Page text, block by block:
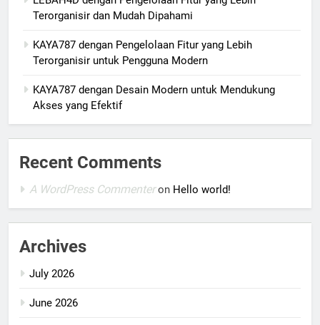
Terorganisir dan Mudah Dipahami
KAYA787 dengan Pengelolaan Fitur yang Lebih
Terorganisir untuk Pengguna Modern
KAYA787 dengan Desain Modern untuk Mendukung
Akses yang Efektif
Recent Comments
A WordPress Commenteron Hello world!
Archives
July 2026
June 2026